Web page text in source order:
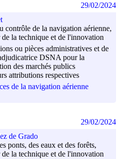
contrôle de la navigation aérienne,
la technique et de l'innovation
ou pièces administratives et de
DSNA pour la
des marchés publics
attributions respectives
de la navigation aérienne
29/02/2024
de Grado
ponts, des eaux et des forêts,
la technique et de l'innovation
29/02/2024